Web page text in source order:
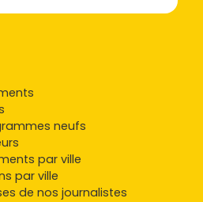
neufs
par ville
par ville
de nos journalistes